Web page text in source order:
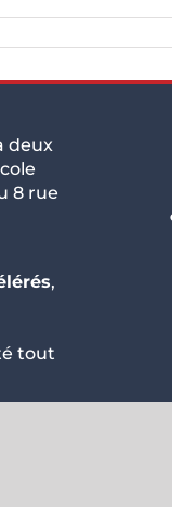
deux
8 rue
,
tout